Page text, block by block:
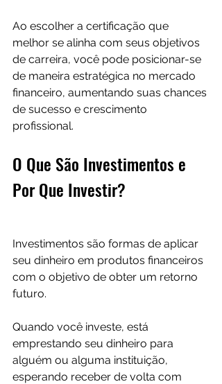
Ao escolher a certificação que
melhor se alinha com seus objetivos
de carreira, você pode posicionar-se
de maneira estratégica no mercado
financeiro, aumentando suas chances
de sucesso e crescimento
profissional.
O Que São Investimentos e
Por Que Investir?
Investimentos são formas de aplicar
seu dinheiro em produtos financeiros
com o objetivo de obter um retorno
futuro.
Quando você investe, está
emprestando seu dinheiro para
alguém ou alguma instituição,
esperando receber de volta com